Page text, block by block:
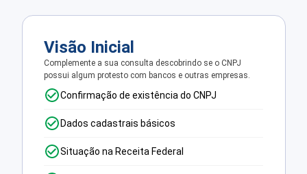
Visão Inicial
Complemente a sua consulta descobrindo se o CNPJ
possui algum protesto com bancos e outras empresas.
Confirmação de existência do CNPJ
Dados cadastrais básicos
Situação na Receita Federal